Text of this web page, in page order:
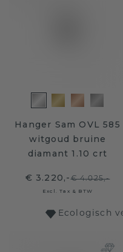
Hanger Sam OVL 585
witgoud bruine
diamant 1.10 crt
€ 3.220,-€ 4.025,-
Excl. Tax & BTW
Ecologisch